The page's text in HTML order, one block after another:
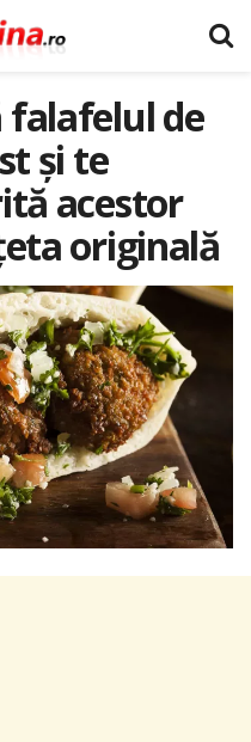
falafelul de
și te
acestor
originală